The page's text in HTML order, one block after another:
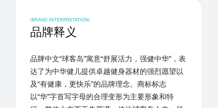
/BRAND INTERPRETATION/
品牌释义
品牌中文“球客岛”寓意“舒展活力，强健中华”，表
达了为中华健儿提供卓越健身器材的强烈愿望以
及“有健康，更快乐”的品牌理念。商标标志
以“华”字首写字母的合理变形为主要形象和特